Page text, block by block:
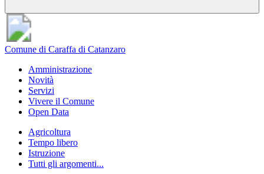
Comune di Caraffa di Catanzaro
Amministrazione
Novità
Servizi
Vivere il Comune
Open Data
Agricoltura
Tempo libero
Istruzione
Tutti gli argomenti...